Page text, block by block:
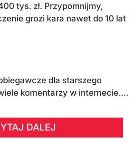
tys. zł. Przypomnijmy,
grozi kara nawet do 10 lat
dla starszego
komentarzy w internecie....
DALEJ